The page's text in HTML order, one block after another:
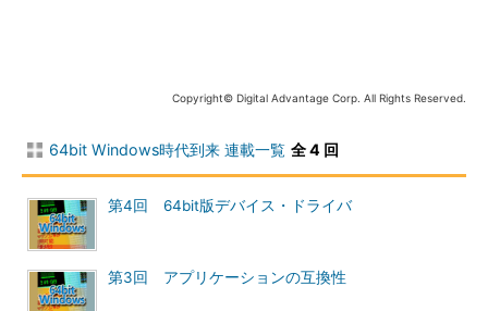
合は、それぞれのアプリケーションごとに独立した1つの64bitプ
ロセス空間が作成され、その中で実行される。
これに対してWin32アプリケーションを実行しようとすると、
32bit版のWindows OSをエミュレーションするための環境
（32bitプロセス空間）が作成され、その中でWin32アプリケー
ションが実行される。Win32アプリケーションが発行するAPIは
Copyright© Digital Advantage Corp. All Rights Reserved.
64bit Windows時代到来 連載一覧 全 4 回
第4回 64bit版デバイス・ドライバ
第3回 アプリケーションの互換性